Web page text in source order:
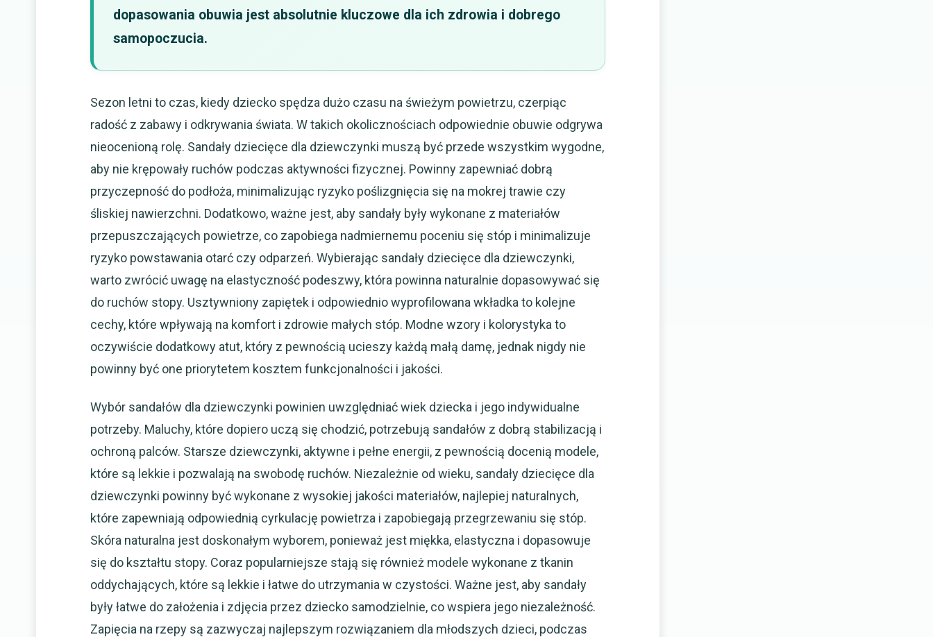
dopasowania obuwia jest absolutnie kluczowe dla ich zdrowia i dobrego
samopoczucia.
Sezon letni to czas, kiedy dziecko spędza dużo czasu na świeżym powietrzu, czerpiąc
radość z zabawy i odkrywania świata. W takich okolicznościach odpowiednie obuwie odgrywa
nieocenioną rolę. Sandały dziecięce dla dziewczynki muszą być przede wszystkim wygodne,
aby nie krępowały ruchów podczas aktywności fizycznej. Powinny zapewniać dobrą
przyczepność do podłoża, minimalizując ryzyko poślizgnięcia się na mokrej trawie czy
śliskiej nawierzchni. Dodatkowo, ważne jest, aby sandały były wykonane z materiałów
przepuszczających powietrze, co zapobiega nadmiernemu poceniu się stóp i minimalizuje
ryzyko powstawania otarć czy odparzeń. Wybierając sandały dziecięce dla dziewczynki,
warto zwrócić uwagę na elastyczność podeszwy, która powinna naturalnie dopasowywać się
do ruchów stopy. Usztywniony zapiętek i odpowiednio wyprofilowana wkładka to kolejne
cechy, które wpływają na komfort i zdrowie małych stóp. Modne wzory i kolorystyka to
oczywiście dodatkowy atut, który z pewnością ucieszy każdą małą damę, jednak nigdy nie
powinny być one priorytetem kosztem funkcjonalności i jakości.
Wybór sandałów dla dziewczynki powinien uwzględniać wiek dziecka i jego indywidualne
potrzeby. Maluchy, które dopiero uczą się chodzić, potrzebują sandałów z dobrą stabilizacją i
ochroną palców. Starsze dziewczynki, aktywne i pełne energii, z pewnością docenią modele,
które są lekkie i pozwalają na swobodę ruchów. Niezależnie od wieku, sandały dziecięce dla
dziewczynki powinny być wykonane z wysokiej jakości materiałów, najlepiej naturalnych,
które zapewniają odpowiednią cyrkulację powietrza i zapobiegają przegrzewaniu się stóp.
Skóra naturalna jest doskonałym wyborem, ponieważ jest miękka, elastyczna i dopasowuje
się do kształtu stopy. Coraz popularniejsze stają się również modele wykonane z tkanin
oddychających, które są lekkie i łatwe do utrzymania w czystości. Ważne jest, aby sandały
były łatwe do założenia i zdjęcia przez dziecko samodzielnie, co wspiera jego niezależność.
Zapięcia na rzepy są zazwyczaj najlepszym rozwiązaniem dla młodszych dzieci, podczas